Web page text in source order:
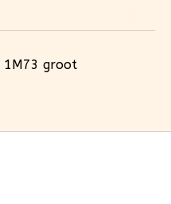
1M73 groot